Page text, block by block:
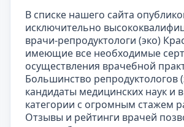
В списке нашего сайта
исключительно
врачи-репродуктологи (эко)
имеющие все необходимые
осуществления врачебной
Большинство репродуктологов
кандидаты медицинских наук и
категории с огромным стажем
Отзывы и рейтинги врачей